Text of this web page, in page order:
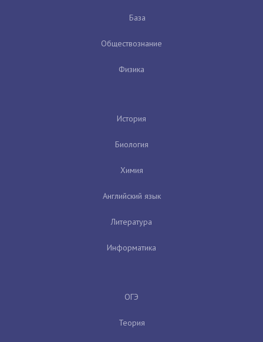
База
Обществознание
Физика
История
Биология
Химия
Английский язык
Литература
Информатика
ОГЭ
Теория